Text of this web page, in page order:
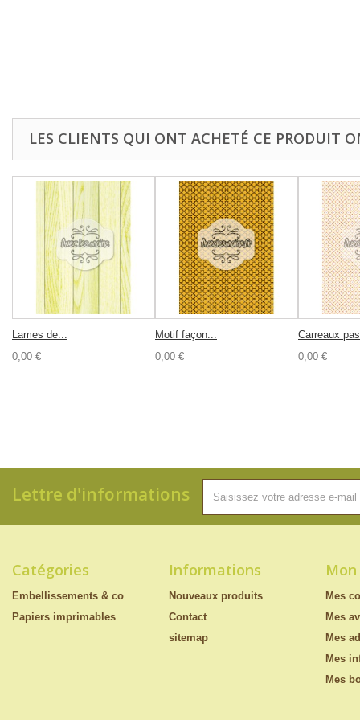
LES CLIENTS QUI ONT ACHETÉ CE PRODUIT
Lames de...
0,00 €
Motif façon...
0,00 €
Carreaux
0,00 €
Lettre d'informations
Catégories
Embellissements & co
Papiers imprimables
Informations
Nouveaux produits
Contact
sitemap
Mes
Mes
Mes
Mes
Mes